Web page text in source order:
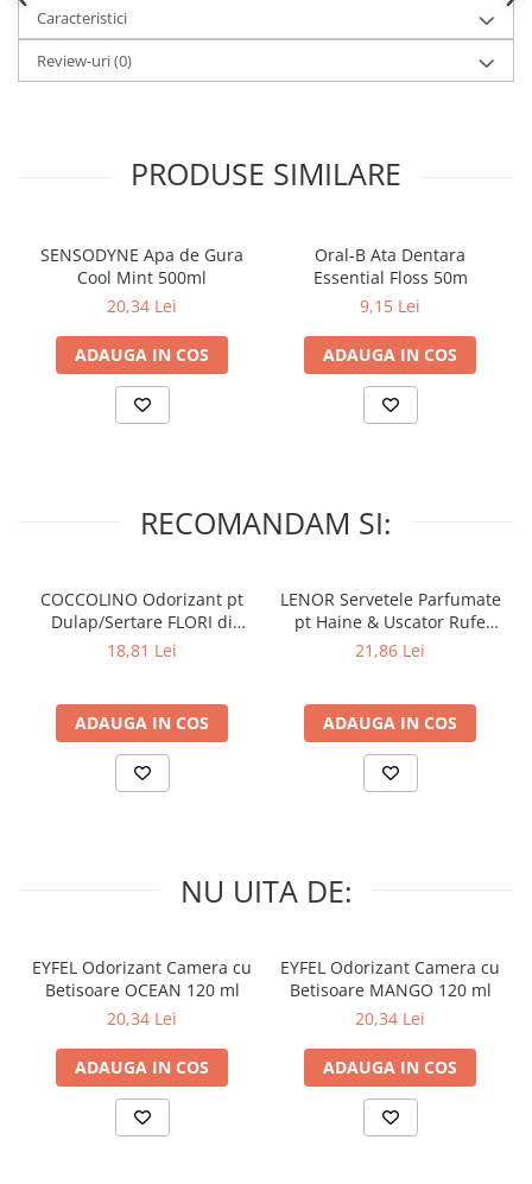
Caracteristici
Review-uri(0)
PRODUSE SIMILARE
SENSODYNE Apa de Gura
Cool Mint 500ml
20,34 Lei
ADAUGA IN COS
Oral-B Ata Dentara
Essential Floss 50m
9,15 Lei
ADAUGA IN COS
RECOMANDAM SI:
COCCOLINO Odorizant pt
Dulap/Sertare FLORI di
PRIMAVERA 3 buc
18,81 Lei
ADAUGA IN COS
LENOR Servetele Parfumate
pt Haine & Uscator Rufe
SPRING AWAKENING 34 buc
21,86 Lei
ADAUGA IN COS
NU UITA DE:
EYFEL Odorizant Camera cu
Betisoare OCEAN 120 ml
20,34 Lei
ADAUGA IN COS
EYFEL Odorizant Camera cu
Betisoare MANGO 120 ml
20,34 Lei
ADAUGA IN COS